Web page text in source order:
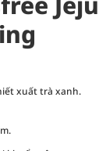
xuất trà xanh.